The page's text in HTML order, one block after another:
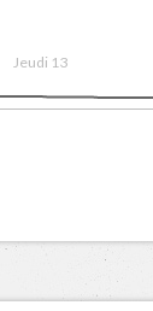
Jeudi 13